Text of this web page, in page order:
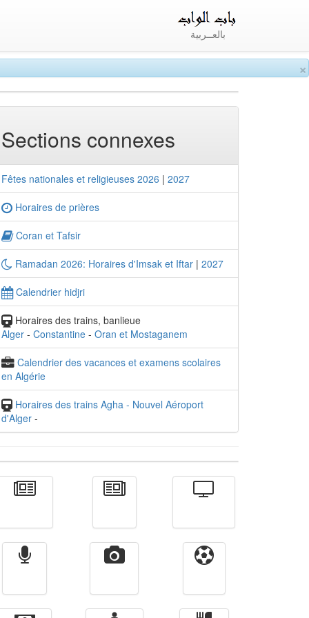
×
بالعــربية
Sections connexes
Fêtes nationales et religieuses 2026 | 2027
Horaires de prières
Coran et Tafsir
Ramadan 2026: Horaires d'Imsak et Iftar | 2027
Calendrier hidjri
Horaires des trains, banlieue
Alger - Constantine - Oran et Mostaganem
Calendrier des vacances et examens scolaires
en Algérie
Horaires des trains Agha - Nouvel Aéroport
d'Alger -